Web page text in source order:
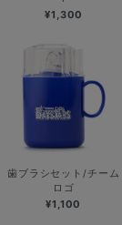
¥1,300
歯ブラシセット/チーム
ロゴ
¥1,100